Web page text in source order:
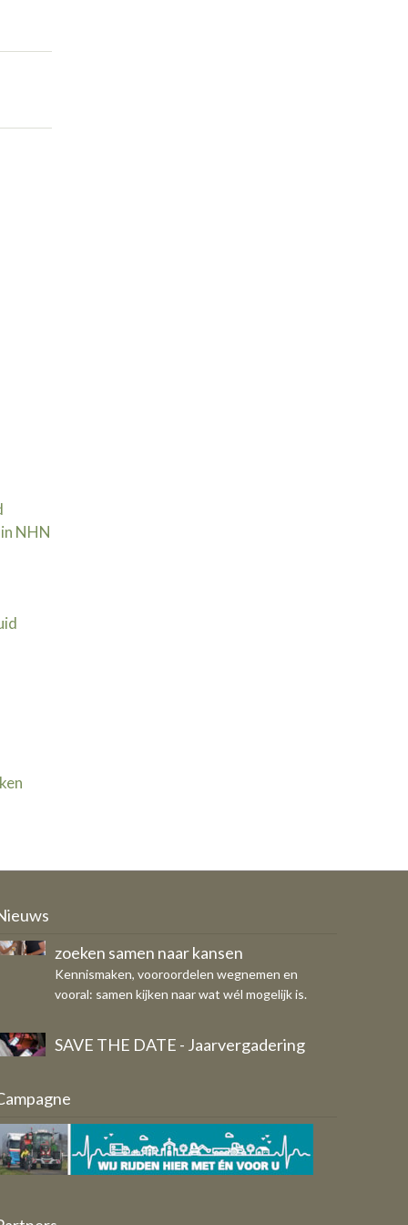
NHN | 30 september
zoeken samen naar kansen
SAVE THE DATE - Jaarvergadering
OFS op donderdag 29 oktober
Ondernemersfonds Schagen
Aangeleverd door: Werkgroep
Ondernemersfonds Schagen 2.0